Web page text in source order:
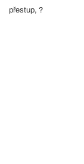
přestup, ?